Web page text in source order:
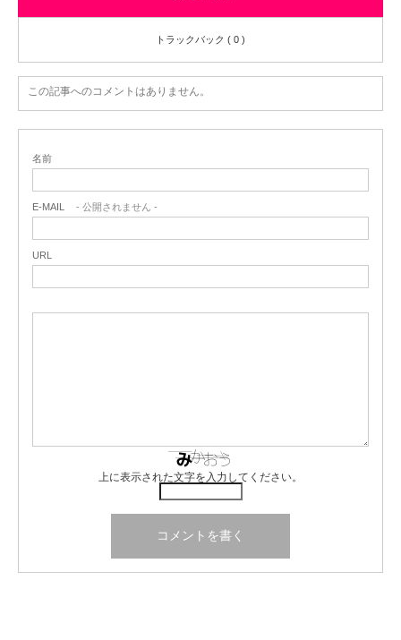
トラックバック ( 0 )
この記事へのコメントはありません。
名前
E-MAIL - 公開されません -
URL
上に表示された文字を入力してください。